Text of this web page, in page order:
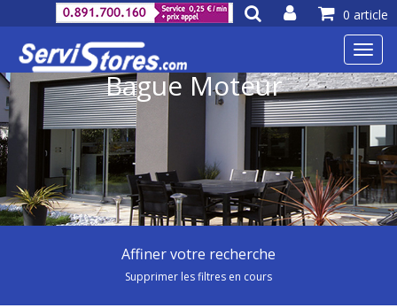
0 article
Bague Moteur
Affiner votre recherche
Supprimer les filtres en cours